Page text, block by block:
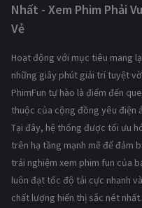
Nhất - Xem Phim Phải
Vẻ
Hoạt động với mục tiêu mang
những giây phút giải trí tuyệt
PhimFun tự hào là điểm đến
thuộc của cộng đồng yêu điện
Tại đây, hệ thống được tối ưu
trên hạ tầng mạnh mẽ để đảm
trải nghiệm xem phim fun của
luôn đạt tốc độ tải cực nhanh và
chất lượng hiển thị sắc nét nhất.